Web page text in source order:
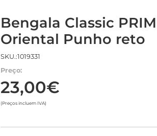
Bengala Classic
Oriental Punho reto
SKU.:1019331
Preço:
23,00€
(Preços incluem IVA)